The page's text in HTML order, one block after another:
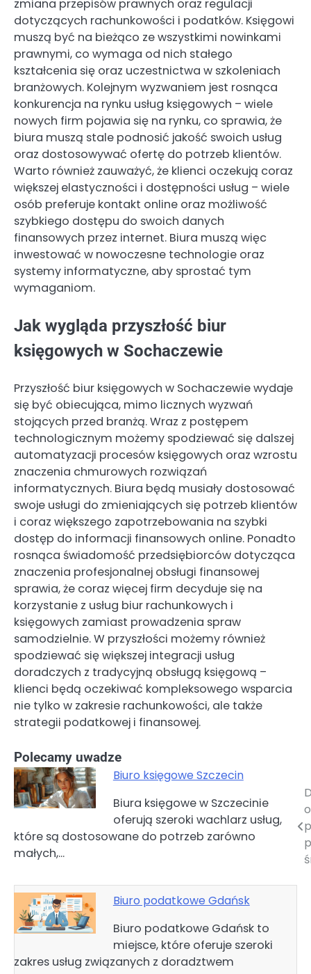
zmiana przepisów prawnych oraz regulacji
dotyczących rachunkowości i podatków. Księgowi
muszą być na bieżąco ze wszystkimi nowinkami
prawnymi, co wymaga od nich stałego
kształcenia się oraz uczestnictwa w szkoleniach
branżowych. Kolejnym wyzwaniem jest rosnąca
konkurencja na rynku usług księgowych – wiele
nowych firm pojawia się na rynku, co sprawia, że
biura muszą stale podnosić jakość swoich usług
oraz dostosowywać ofertę do potrzeb klientów.
Warto również zauważyć, że klienci oczekują coraz
większej elastyczności i dostępności usług – wiele
osób preferuje kontakt online oraz możliwość
szybkiego dostępu do swoich danych
finansowych przez internet. Biura muszą więc
inwestować w nowoczesne technologie oraz
systemy informatyczne, aby sprostać tym
wymaganiom.
Jak wygląda przyszłość biur
księgowych w Sochaczewie
Przyszłość biur księgowych w Sochaczewie wydaje
się być obiecująca, mimo licznych wyzwań
stojących przed branżą. Wraz z postępem
technologicznym możemy spodziewać się dalszej
automatyzacji procesów księgowych oraz wzrostu
znaczenia chmurowych rozwiązań
informatycznych. Biura będą musiały dostosować
swoje usługi do zmieniających się potrzeb klientów
i coraz większego zapotrzebowania na szybki
dostęp do informacji finansowych online. Ponadto
rosnąca świadomość przedsiębiorców dotycząca
znaczenia profesjonalnej obsługi finansowej
sprawia, że coraz więcej firm decyduje się na
korzystanie z usług biur rachunkowych i
księgowych zamiast prowadzenia spraw
samodzielnie. W przyszłości możemy również
spodziewać się większej integracji usług
doradczych z tradycyjną obsługą księgową –
klienci będą oczekiwać kompleksowego wsparcia
nie tylko w zakresie rachunkowości, ale także
strategii podatkowej i finansowej.
Polecamy uwadze
Biuro księgowe Szczecin
Biura księgowe w Szczecinie
oferują szeroki wachlarz usług,
które są dostosowane do potrzeb zarówno
małych,…
Biuro podatkowe Gdańsk
Biuro podatkowe Gdańsk to
miejsce, które oferuje szeroki
zakres usług związanych z doradztwem
Nawigacja